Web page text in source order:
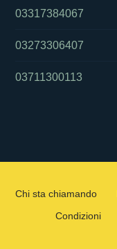
03317384067
03273306407
03711300113
Chi sta chiamando
Condizioni